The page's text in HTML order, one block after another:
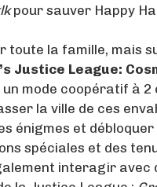
pour sauver Happy
toute la famille, mais
Justice League:
mode coopératif à 2
la ville de ces
énigmes et débloquer
spéciales et des
interagir avec